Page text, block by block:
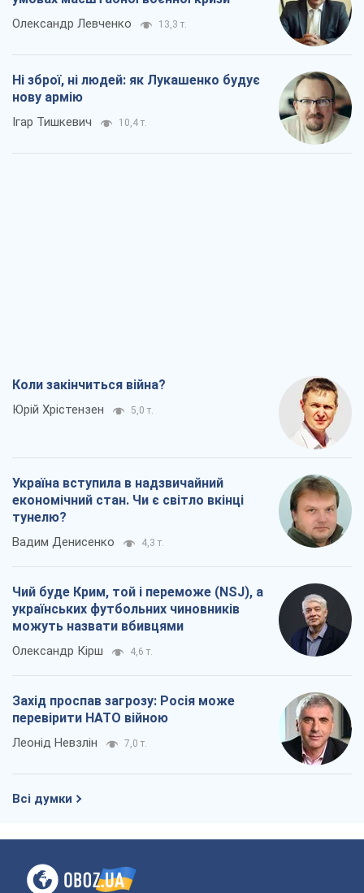
Олександр Левченко 13,3 т.
Ні зброї, ні людей: як Лукашенко будує
нову армію
Ігар Тишкевич 10,4 т.
Коли закінчиться війна?
Юрій Хрістензен 5,0 т.
Україна вступила в надзвичайний
економічний стан. Чи є світло вкінці
тунелю?
Вадим Денисенко 4,3 т.
Чий буде Крим, той і переможе (NSJ), а
українських футбольних чиновників
можуть назвати вбивцями
Олександр Кірш 4,6 т.
Захід проспав загрозу: Росія може
перевірити НАТО війною
Леонід Невзлін 7,0 т.
Всі думки